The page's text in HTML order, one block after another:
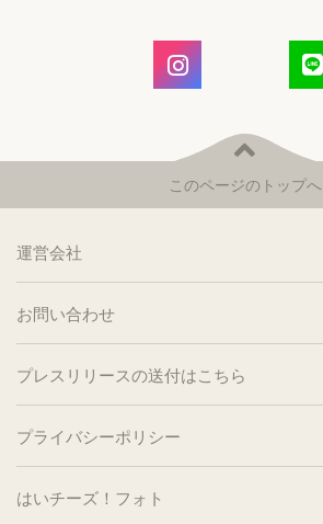
このページのトップへ
運営会社
お問い合わせ
プレスリリースの送付はこちら
プライバシーポリシー
はいチーズ！フォト